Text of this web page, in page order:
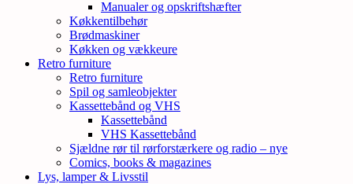
Manualer og opskriftshæfter
Køkkentilbehør
Brødmaskiner
Køkken og vækkeure
Retro furniture
Retro furniture
Spil og samleobjekter
Kassettebånd og VHS
Kassettebånd
VHS Kassettebånd
Sjældne rør til rørforstærkere og radio – nye
Comics, books & magazines
Lys, lamper & Livsstil